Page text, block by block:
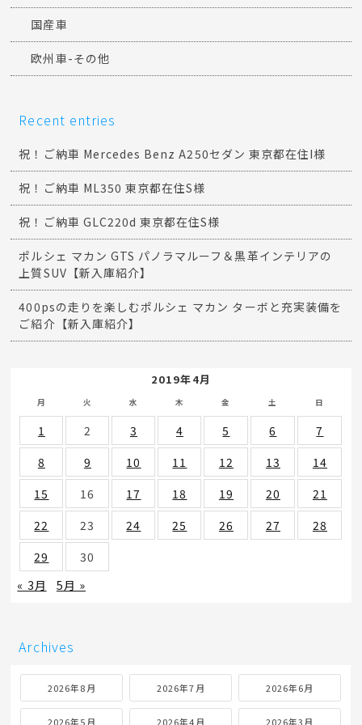
国産車
欧州車-その他
Recent entries
祝！ご納車 Mercedes Benz A250セダン 東京都在住I様
祝！ご納車 ML350 東京都在住S様
祝！ご納車 GLC220d 東京都在住S様
ポルシェ マカン GTS パノラマルーフ＆黒革インテリアの
上質SUV【新入庫紹介】
400psの走りを楽しむポルシェ マカン ターボと充実装備を
ご紹介【新入庫紹介】
2019年4月
月 火 水 木 金 土 日
1 2 3 4 5 6
7
8
9 10 11 12 13
14
15
16 17 18 19 20
21
22
23 24 25 26 27
28
29
30
« 3月
5月 »
Archives
2026年8月 2026年7月 2026年6月
2026年5月 2026年4月 2026年3月